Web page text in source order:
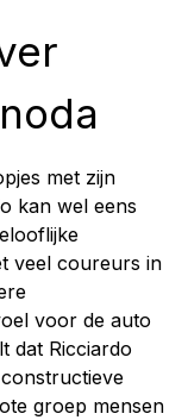
met zijn
kan wel eens
veel coureurs in
voor de auto
dat Ricciardo
groep mensen